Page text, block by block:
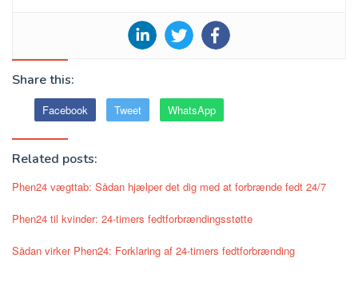
Share this:
Facebook Tweet WhatsApp
Related posts:
Phen24 vægttab: Sådan hjælper det dig med at forbrænde fedt 24/7
Phen24 til kvinder: 24-timers fedtforbrændingsstøtte
Sådan virker Phen24: Forklaring af 24-timers fedtforbrænding